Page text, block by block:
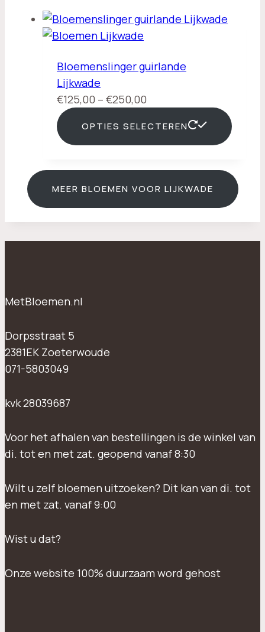
Bloemenslinger guirlande
Lijkwade
€125,00 – €250,00
tot
€250,00
OPTIES SELECTEREN
MEER BLOEMEN VOOR LIJKWADE
MetBloemen.nl
Dorpsstraat 5
2381EK Zoeterwoude
071-5803049
kvk 28039687
Voor het afhalen van bestellingen is de winkel van
di. tot en met zat. geopend vanaf 8:30
Wilt u zelf bloemen uitzoeken? Dit kan van di. tot
en met zat. vanaf 9:00
Wist u dat?
Onze website 100% duurzaam word gehost